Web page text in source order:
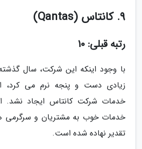
9. کانتاس (Qantas)
رتبه قبلی: 10
با وجود اینکه این شرکت، سال
زیادی دست و پنجه نرم می کرد،
خدمات شرکت کانتاس ایجاد نشد.
خدمات خوب به مشتریان و سرگرمی
تقدیر نهاده شده است.